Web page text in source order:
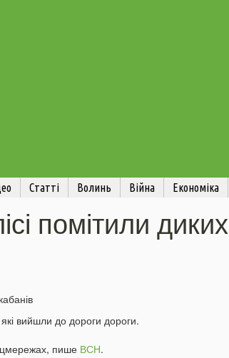
Статті Волинь Війна Економіка
помітили диких
вийшли до дороги дороги.
пише ВСН.